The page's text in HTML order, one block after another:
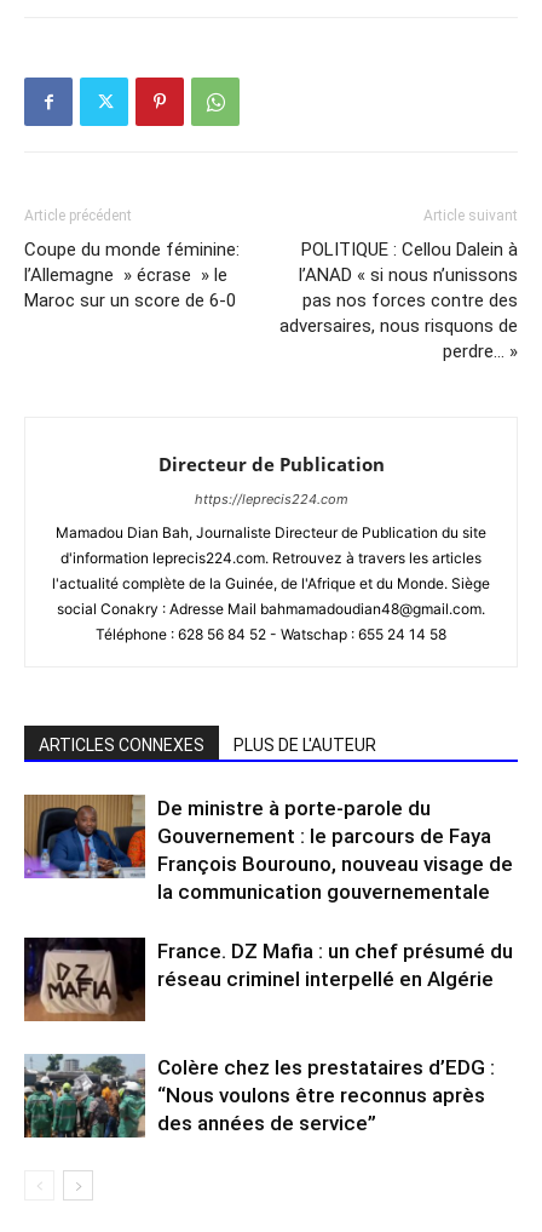
Article précédent
Coupe du monde féminine:
l’Allemagne » écrase » le
Maroc sur un score de 6-0
Article suivant
POLITIQUE : Cellou Dalein à
l’ANAD « si nous n’unissons
pas nos forces contre des
adversaires, nous risquons de
perdre… »
Directeur de Publication
https://leprecis224.com
Mamadou Dian Bah, Journaliste Directeur de Publication du site
d'information leprecis224.com. Retrouvez à travers les articles
l'actualité complète de la Guinée, de l'Afrique et du Monde. Siège
social Conakry : Adresse Mail bahmamadoudian48@gmail.com.
Téléphone : 628 56 84 52 - Watschap : 655 24 14 58
ARTICLES CONNEXES PLUS DE L'AUTEUR
De ministre à porte-parole du
Gouvernement : le parcours de Faya
François Bourouno, nouveau visage de
la communication gouvernementale
France. DZ Mafia : un chef présumé du
réseau criminel interpellé en Algérie
Colère chez les prestataires d’EDG :
“Nous voulons être reconnus après
des années de service”